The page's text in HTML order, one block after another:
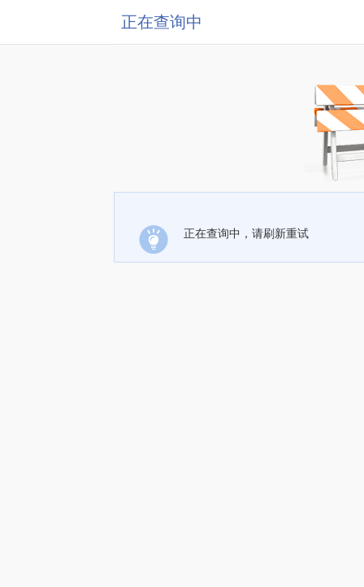
正在查询中
正在查询中，请刷新重试